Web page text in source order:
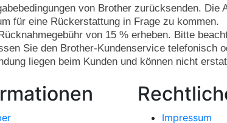
von Brother zurücksenden.
für eine Rückerstattung in Frage zu kommen.
von 15 % erheben. Bitte
Sie den Brother-Kundenservice telefonisch
liegen beim Kunden und können nicht
Impressum